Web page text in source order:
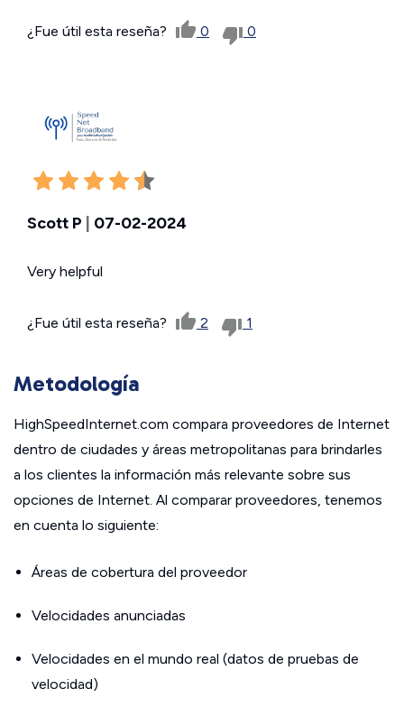
¿Fue útil esta reseña? 0 0
Scott P | 07-02-2024
Very helpful
¿Fue útil esta reseña? 2 1
Metodología
HighSpeedInternet.com compara proveedores de Internet
dentro de ciudades y áreas metropolitanas para brindarles
a los clientes la información más relevante sobre sus
opciones de Internet. Al comparar proveedores, tenemos
en cuenta lo siguiente:
Áreas de cobertura del proveedor
Velocidades anunciadas
Velocidades en el mundo real (datos de pruebas de
velocidad)